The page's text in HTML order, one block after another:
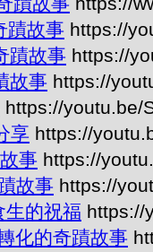
蹟故事 https://
蹟故事 https://
故事 https://
https://youtu.be/
享 https://
事 https://
故事 https://
的祝福 https://
化的奇蹟故事